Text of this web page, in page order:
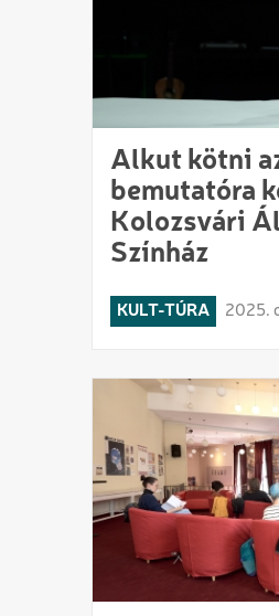
Alkut kötni
bemutatóra
Kolozsvári
Színház
KULT-TÚRA 2025.